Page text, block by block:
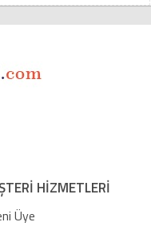
HİZMETLERİ
Üye